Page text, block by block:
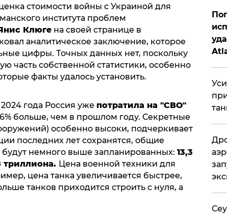
стоимости войны с Украиной для
института проблем
Клюгена своей странице в
аналитическое заключение, которое
цифры. Точных данных нет, поскольку
часть собственной статистики, особенно
факты удалось установить.
года Россия уже потратила на "СВО"
больше, чем в прошлом году. Секретные
особенно высоки, подчеркивает
последних лет сохранятся, общие
будут немного выше запланированных: 13,3
триллиона. Цена военной техники для
цена танка увеличивается быстрее,
танков приходится строить с нуля, а